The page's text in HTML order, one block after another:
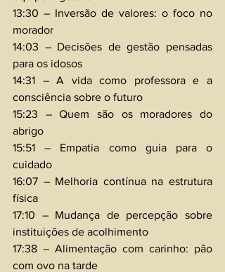
13:30 – Inversão de valores: o foco no
morador
14:03 – Decisões de gestão pensadas
para os idosos
14:31 – A vida como professora e a
consciência sobre o futuro
15:23 – Quem são os moradores do
abrigo
15:51 – Empatia como guia para o
cuidado
16:07 – Melhoria contínua na estrutura
física
17:10 – Mudança de percepção sobre
instituições de acolhimento
17:38 – Alimentação com carinho: pão
com ovo na tarde